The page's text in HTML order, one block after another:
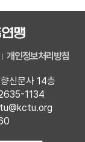
개인정보처리방침
신문사 14층
1134